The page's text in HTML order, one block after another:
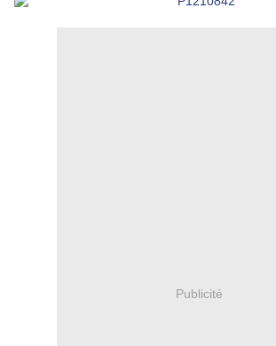
Publicité